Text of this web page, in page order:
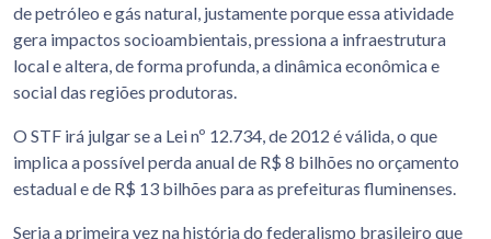
de petróleo e gás natural, justamente porque essa atividade
gera impactos socioambientais, pressiona a infraestrutura
local e altera, de forma profunda, a dinâmica econômica e
social das regiões produtoras.
O STF irá julgar se a Lei nº 12.734, de 2012 é válida, o que
implica a possível perda anual de R$ 8 bilhões no orçamento
estadual e de R$ 13 bilhões para as prefeituras fluminenses.
Seria a primeira vez na história do federalismo brasileiro que